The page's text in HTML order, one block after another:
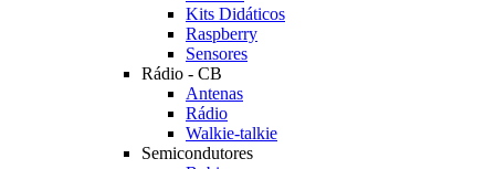
Kits Didáticos
Raspberry
Sensores
Rádio - CB
Antenas
Rádio
Walkie-talkie
Semicondutores